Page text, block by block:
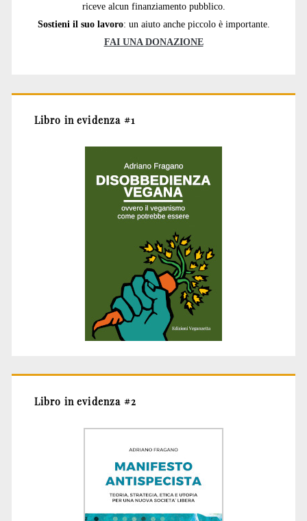
riceve alcun finanziamento pubblico.
Sostieni il suo lavoro: un aiuto anche piccolo è importante.
FAI UNA DONAZIONE
Libro in evidenza #1
Libro in evidenza #2